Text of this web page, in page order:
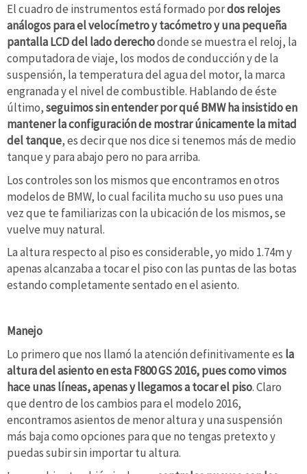
El cuadro de instrumentos está formado pordos relojes
análogos para el velocímetro y tacómetro y una pequeña
pantalla LCD del lado derechodonde se muestra el reloj, la
computadora de viaje, los modos de conducción y de la
suspensión, la temperatura del agua del motor, la marca
engranada y el nivel de combustible. Hablando de éste
último,seguimos sin entender por qué BMW ha insistido en
mantener la configuración de mostrar únicamente la mitad
del tanque, es decir que nos dice si tenemos más de medio
tanque y para abajo pero no para arriba.
Los controles son los mismos que encontramos en otros
modelos de BMW, lo cual facilita mucho su uso pues una
vez que te familiarizas con la ubicación de los mismos, se
vuelve muy natural.
La altura respecto al piso es considerable, yo mido 1.74m y
apenas alcanzaba a tocar el piso con las puntas de las botas
estando completamente sentado en el asiento.
Manejo
Lo primero que nos llamó la atención definitivamente es la
altura del asiento en esta F800 GS 2016, pues como vimos
hace unas líneas, apenas y llegamos a tocar el piso. Claro
que dentro de los cambios para el modelo 2016,
encontramos asientos de menor altura y una suspensión
más baja como opciones para que no tengas pretexto y
puedas subir sin importar tu altura.